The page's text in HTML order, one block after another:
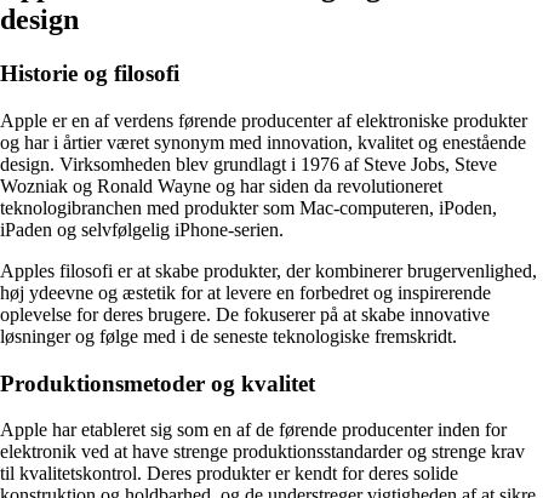
design
Historie og filosofi
Apple er en af verdens førende producenter af elektroniske produkter
og har i årtier været synonym med innovation, kvalitet og enestående
design. Virksomheden blev grundlagt i 1976 af Steve Jobs, Steve
Wozniak og Ronald Wayne og har siden da revolutioneret
teknologibranchen med produkter som Mac-computeren, iPoden,
iPaden og selvfølgelig iPhone-serien.
Apples filosofi er at skabe produkter, der kombinerer brugervenlighed,
høj ydeevne og æstetik for at levere en forbedret og inspirerende
oplevelse for deres brugere. De fokuserer på at skabe innovative
løsninger og følge med i de seneste teknologiske fremskridt.
Produktionsmetoder og kvalitet
Apple har etableret sig som en af de førende producenter inden for
elektronik ved at have strenge produktionsstandarder og strenge krav
til kvalitetskontrol. Deres produkter er kendt for deres solide